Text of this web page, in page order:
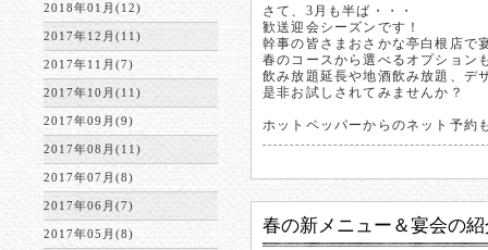
2018年01月(12)
2017年12月(11)
2017年11月(7)
2017年10月(11)
2017年09月(9)
2017年08月(11)
2017年07月(8)
2017年06月(7)
2017年05月(8)
さて、3月も半ば・・・
歓送迎会シーズンです！
幹事の皆さまおさかな亭白根店で
春のコースから選べるオプション
飲み放題延長や地酒飲み放題、デ
是非お試しされてみませんか？
ホットペッパーからのネット予約
春の新メニュー＆宴会の